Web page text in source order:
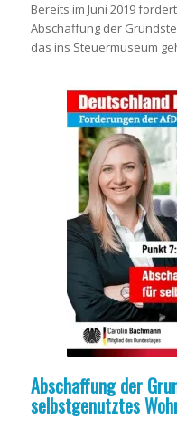
Bereits im Juni 2019
Abschaffung der
das ins Steuermuseum
Abschaffung der
selbstgenutztes